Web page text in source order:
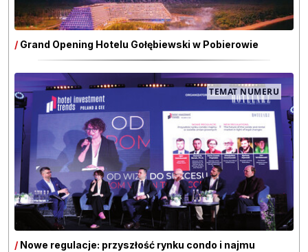
/ Grand Opening Hotelu Gołębiewski w Pobierowie
TEMAT NUMERU
/ Nowe regulacje: przyszłość rynku condo i najmu